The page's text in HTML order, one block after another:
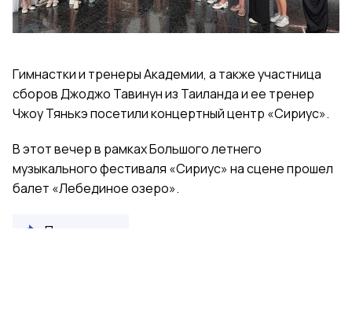
Гимнастки и тренеры Академии, а также участница
сборов Джоджо Тавинун из Таиланда и ее тренер
Чжоу Тянькэ посетили концертный центр «Сириус».
В этот вечер в рамках Большого летнего
музыкального фестиваля «Сириус» на сцене прошел
балет «Лебединое озеро».
Поделиться